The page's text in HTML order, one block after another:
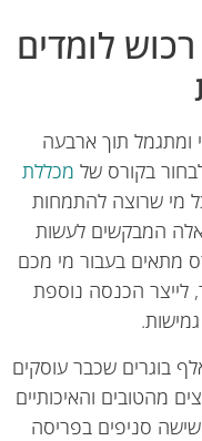
לומדים
תוך ארבעה
בקורס של מכללת
שרוצה להתמחות
המבקשים לעשות
בעבור מי מכם
הכנסה נוספת
פסגות עומדים כ-30 אלף בוגרים שכבר עוסקים
והאיכותיים
סניפים בפריסה